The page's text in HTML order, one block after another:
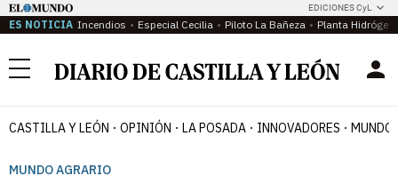
EDICIONES CyL
ES NOTICIA Incendios Especial Cecilia Piloto La Bañeza Planta
Menú
CASTILLA Y LEÓN OPINIÓN LA POSADA INNOVADORES MUNDO
MUNDO AGRARIO